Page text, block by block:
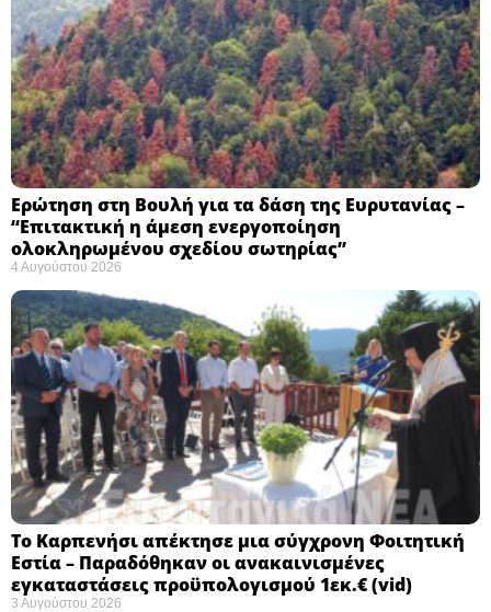
Ερώτηση στη Βουλή για τα δάση της Ευρυτανίας –
“Eπιτακτική η άμεση ενεργοποίηση
ολοκληρωμένου σχεδίου σωτηρίας”
4 Αυγούστου 2026
Το Καρπενήσι απέκτησε μια σύγχρονη Φοιτητική
Εστία – Παραδόθηκαν οι ανακαινισμένες
εγκαταστάσεις προϋπολογισμού 1εκ.€ (vid)
3 Αυγούστου 2026